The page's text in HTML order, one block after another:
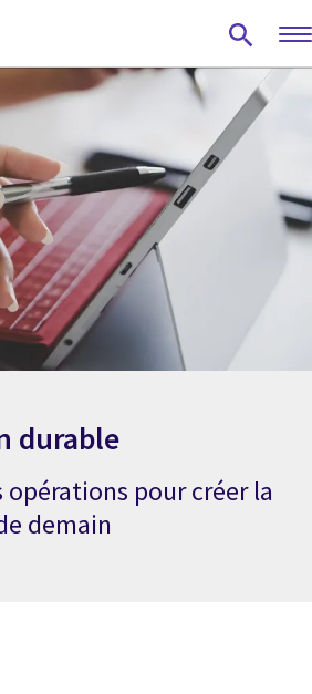
durable
opérations pour créer la
demain